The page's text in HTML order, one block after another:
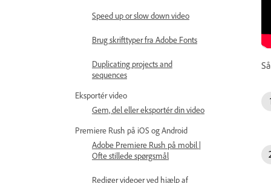
Speed up or slow down video
Brug skrifttyper fra Adobe Fonts
Duplicating projects and
sequences
Eksportér video
Gem, del eller eksportér din video
Premiere Rush på iOS og Android
Adobe Premiere Rush på mobil |
Ofte stillede spørgsmål
Rediger videoer ved hjælp af